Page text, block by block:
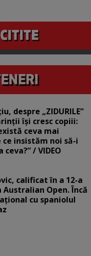
despre „ZIDURILE”
își cresc copiii:
ceva mai
ce insistăm noi să-i
/ VIDEO
calificat în a 12-a
Open. Încă
cu spaniolul